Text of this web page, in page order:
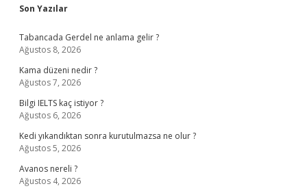
Sidebar
Son Yazılar
Tabancada Gerdel ne anlama gelir ?
Ağustos 8, 2026
Kama düzeni nedir ?
Ağustos 7, 2026
Bilgi IELTS kaç istiyor ?
Ağustos 6, 2026
Kedi yıkandıktan sonra kurutulmazsa ne olur ?
Ağustos 5, 2026
Avanos nereli ?
Ağustos 4, 2026